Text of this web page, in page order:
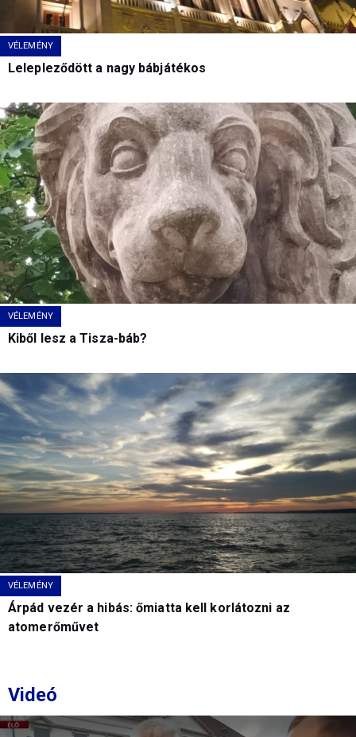
VÉLEMÉNY
Lelepleződött a nagy bábjátékos
VÉLEMÉNY
Kiből lesz a Tisza-báb?
VÉLEMÉNY
Árpád vezér a hibás: őmiatta kell korlátozni az
atomerőművet
Videó